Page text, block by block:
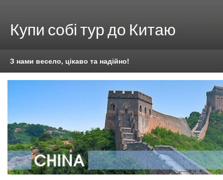
Купи собі тур до Китаю
З нами весело, цікаво та надійно!